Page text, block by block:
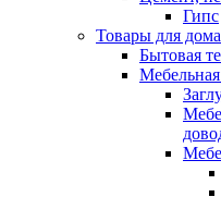
Гипс
Товары для дома
Бытовая